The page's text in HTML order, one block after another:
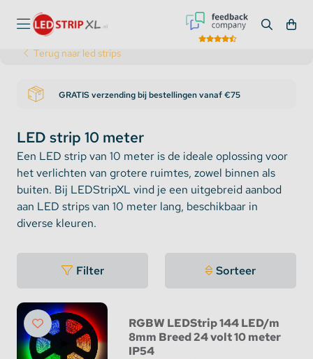
Terug naar led strips
GRATIS verzending bij bestellingen vanaf €75
LED strip 10 meter
Een LED strip van 10 meter is de ideale oplossing voor
het verlichten van grotere ruimtes, zowel binnen als
buiten. Bij LEDStripXL vind je een uitgebreid aanbod
aan LED strips van 10 meter lang, beschikbaar in
diverse kleuren.
Filter Sorteer
RGBW LEDStrip 144 LED/m
8mm Breed 24 volt 10 meter
IP54